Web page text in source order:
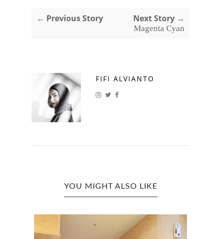
← Previous Story Next Story →
Magenta Cyan
FIFI ALVIANTO
YOU MIGHT ALSO LIKE